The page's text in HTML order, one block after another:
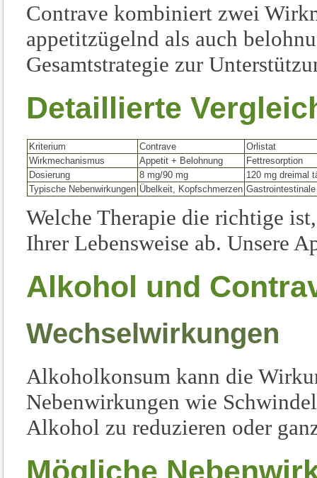
Contrave kombiniert zwei
appetitzügelnd als auch
Gesamtstrategie zur
Detaillierte
Kriterium Contrave
Orlistat
Wirkmechanismus
Appetit + Belohnung
Fettresorption
Dosierung
8 mg/90 mg
120 mg dreimal
Typische Nebenwirkungen Übelkeit, Kopfschmerzen
Welche Therapie die richtige
Ihrer Lebensweise ab. Unsere
Alkohol und
Wechselwirkungen
Alkoholkonsum kann die
Nebenwirkungen wie
Alkohol zu reduzieren oder
Mögliche